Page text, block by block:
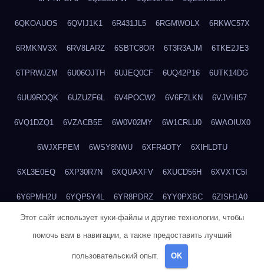
6QKOAUOS 6QVIJ1K1 6R431JL5 6RGMWOLX 6RKWC57X
6RMKNV3X 6RV8LARZ 6SBTC8OR 6T3R3AJM 6TKE2JE3
6TPRWJZM 6U06OJTH 6UJEQ0CF 6UQ42P16 6UTK14DG
6UU9ROQK 6UZUZF6L 6V4POCW2 6V6FZLKN 6VJVHI57
6VQ1DZQ1 6VZACB5E 6W0V02MY 6W1CRLU0 6WAOIUX0
6WJXFPEM 6WSY8NWU 6XFR4OTY 6XIHLDTU
6XL3E0EQ 6XP30R7N 6XQUAXFV 6XUCD56H 6XVXTC5I
6Y6PMH2U 6YQP5Y4L 6YR8PDRZ 6YY0PXBC 6ZISH1A0
6ZT4UC5F 6ZYCUFVQ 70T7NVVN 70V1YKH3 711BHOSD
71UQJY58
73IDZEWO
Этот сайт использует куки-файлы и другие технологии, чтобы
помочь вам в навигации, а также предоставить лучший
пользовательский опыт. OK